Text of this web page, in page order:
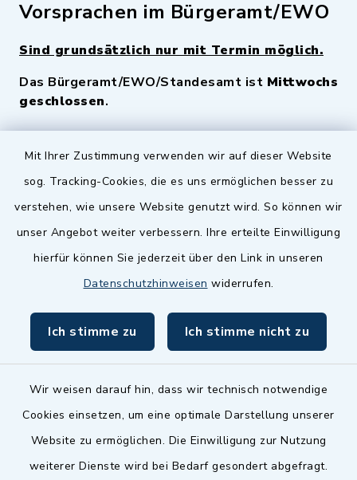
Mit Ihrer Zustimmung verwenden wir auf dieser Website
sog. Tracking-Cookies, die es uns ermöglichen besser zu
verstehen, wie unsere Website genutzt wird. So können wir
unser Angebot weiter verbessern. Ihre erteilte Einwilligung
hierfür können Sie jederzeit über den Link in unseren
Datenschutzhinweisen widerrufen.
Ich stimme zu Ich stimme nicht zu
Wir weisen darauf hin, dass wir technisch notwendige
Cookies einsetzen, um eine optimale Darstellung unserer
Website zu ermöglichen. Die Einwilligung zur Nutzung
weiterer Dienste wird bei Bedarf gesondert abgefragt.
Vorsprachen im Bürgeramt/EWO
Sind grundsätzlich nur mit Termin möglich.
Das Bürgeramt/EWO/Standesamt ist Mittwochs
geschlossen.
Quicklinks
Zenngrund Allianz
Dillenberggruppe
inixmedia GmbH